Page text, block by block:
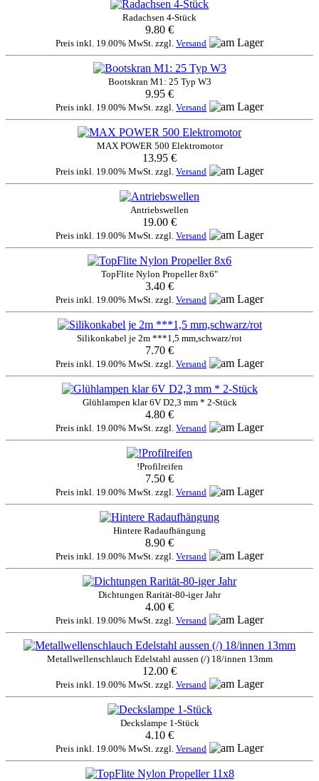
Radachsen 4-Stück
9.80 €
Preis inkl. 19.00% MwSt. zzgl. Versand
Bootskran M1: 25 Typ W3
9.95 €
Preis inkl. 19.00% MwSt. zzgl. Versand
MAX POWER 500 Elektromotor
13.95 €
Preis inkl. 19.00% MwSt. zzgl. Versand
Antriebswellen
19.00 €
Preis inkl. 19.00% MwSt. zzgl. Versand
TopFlite Nylon Propeller 8x6"
3.40 €
Preis inkl. 19.00% MwSt. zzgl. Versand
Silikonkabel je 2m ***1,5 mm,schwarz/rot
7.70 €
Preis inkl. 19.00% MwSt. zzgl. Versand
Glühlampen klar 6V D2,3 mm * 2-Stück
4.80 €
Preis inkl. 19.00% MwSt. zzgl. Versand
!Profilreifen
7.50 €
Preis inkl. 19.00% MwSt. zzgl. Versand
Hintere Radaufhängung
8.90 €
Preis inkl. 19.00% MwSt. zzgl. Versand
Dichtungen Rarität-80-iger Jahr
4.00 €
Preis inkl. 19.00% MwSt. zzgl. Versand
Metallwellenschlauch Edelstahl aussen (/) 18/innen 13mm
12.00 €
Preis inkl. 19.00% MwSt. zzgl. Versand
Deckslampe 1-Stück
4.10 €
Preis inkl. 19.00% MwSt. zzgl. Versand